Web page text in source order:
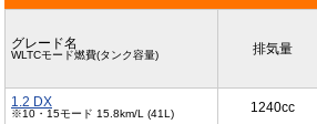
グレード名
WLTCモード燃費(タンク容量) 排気量
1.2 DX
※10・15モード 15.8km/L (41L) 1240cc